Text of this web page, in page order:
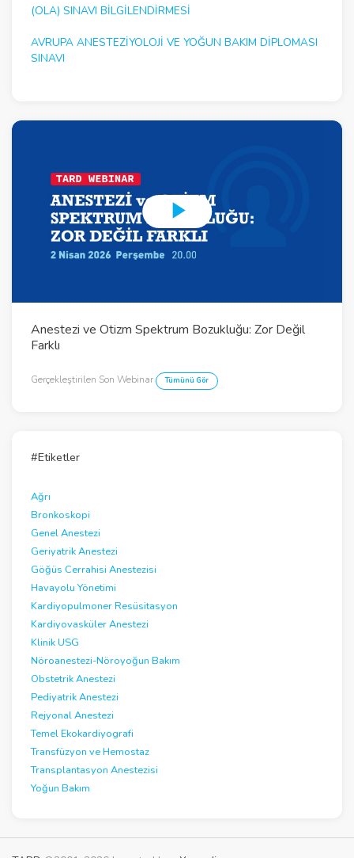
(OLA) SINAVI BİLGİLENDİRMESİ
AVRUPA ANESTEZIYOLOJI VE YOĞUN BAKIM DIPLOMASI
SINAVI
P
l
y
V
i
d
Anestezi ve Otizm Spektrum Bozukluğu: Zor Değil
Farklı
Gerçekleştirilen Son Webinar Tümünü Gör
#Etiketler
Ağrı
Bronkoskopi
Genel Anestezi
Geriyatrik Anestezi
Göğüs Cerrahisi Anestezisi
Havayolu Yönetimi
Kardiyopulmoner Resüsitasyon
Kardiyovasküler Anestezi
Klinik USG
Nöroanestezi-Nöroyoğun Bakım
Obstetrik Anestezi
Pediyatrik Anestezi
Rejyonal Anestezi
Temel Ekokardiyografi
Transfüzyon ve Hemostaz
Transplantasyon Anestezisi
Yoğun Bakım